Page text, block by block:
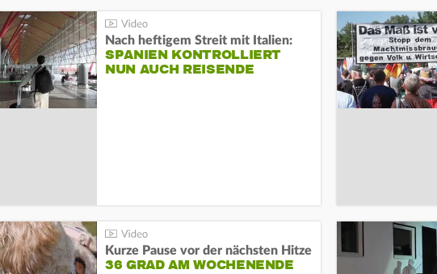
Nach heftigem Streit mit Italien:
SPANIEN KONTROLLIERT
NUN AUCH REISENDE
Kurze Pause vor der nächsten Hitze
36 GRAD AM WOCHENENDE